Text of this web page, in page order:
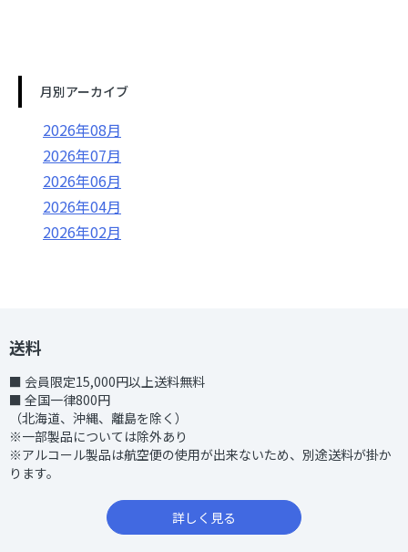
月別アーカイブ
2026年08月
2026年07月
2026年06月
2026年04月
2026年02月
送料
■ 会員限定15,000円以上送料無料
■ 全国一律800円
（北海道、沖縄、離島を除く）
※一部製品については除外あり
※アルコール製品は航空便の使用が出来ないため、別途送料が掛か
ります。
詳しく見る